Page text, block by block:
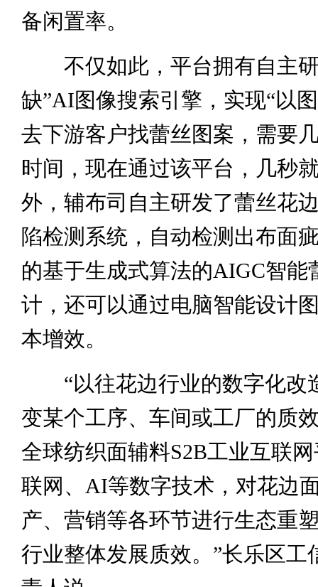
备闲置率。
不仅如此，平台拥有自主研
缺”AI图像搜索引擎，实现“以
去下游客户找蕾丝图案，需要
时间，现在通过该平台，几秒
外，辅布司自主研发了蕾丝花
陷检测系统，自动检测出布面
的基于生成式算法的AIGC智能
计，还可以通过电脑智能设计
本增效。
“以往花边行业的数字化改
变某个工序、车间或工厂的质
全球纺织面辅料S2B工业互联
联网、AI等数字技术，对花边
产、营销等各环节进行生态重
行业整体发展质效。”长乐区工